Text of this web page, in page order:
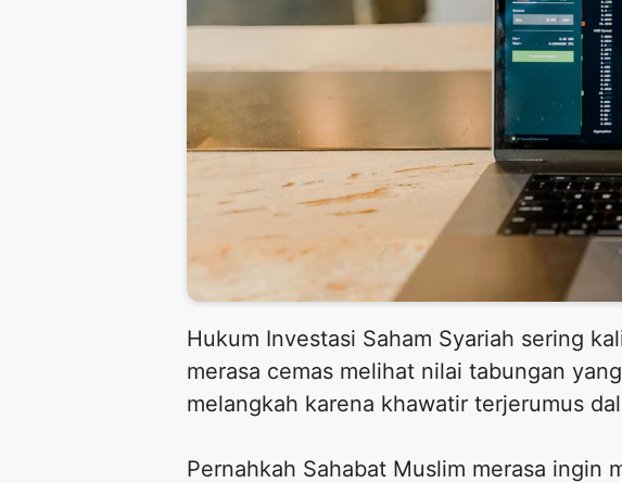
Hukum Investasi Saham Syariah sering
merasa cemas melihat nilai tabungan
melangkah karena khawatir terjerumus
Pernahkah Sahabat Muslim merasa ingin